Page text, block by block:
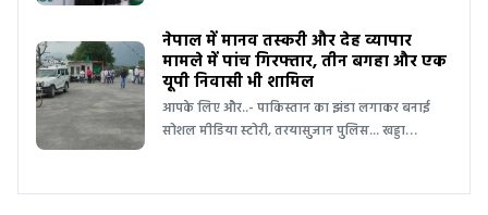
नेपाल में मानव तस्करी और देह व्यापार
मामले में पांच गिरफ्तार, तीन बगहा और एक
यूपी निवासी भी शामिल
आपके लिए और..- पाकिस्तान का झंडा लगाकर बनाई
सोशल मीडिया स्टोरी, तरयासुजान पुलिस... खड्डा…